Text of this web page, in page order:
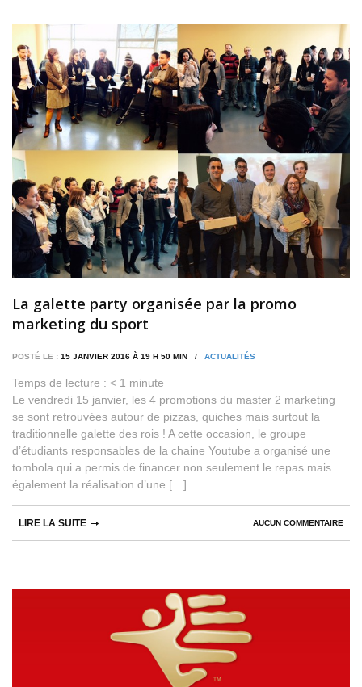
La galette party organisée par la promo
marketing du sport
POSTÉ LE : 15 JANVIER 2016 À 19 H 50 MIN / ACTUALITÉS
Temps de lecture : < 1 minute
Le vendredi 15 janvier, les 4 promotions du master 2 marketing
se sont retrouvées autour de pizzas, quiches mais surtout la
traditionnelle galette des rois ! A cette occasion, le groupe
d’étudiants responsables de la chaine Youtube a organisé une
tombola qui a permis de financer non seulement le repas mais
également la réalisation d’une […]
AUCUN COMMENTAIRE
LIRE LA SUITE